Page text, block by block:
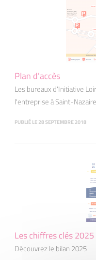
Plan d'accès
Les bureaux d'Initiative
l'entreprise à Saint-Nazaire
PUBLIÉ LE 28 SEPTEMBRE 2018
Les chiffres clés 2025
Découvrez le bilan 2025